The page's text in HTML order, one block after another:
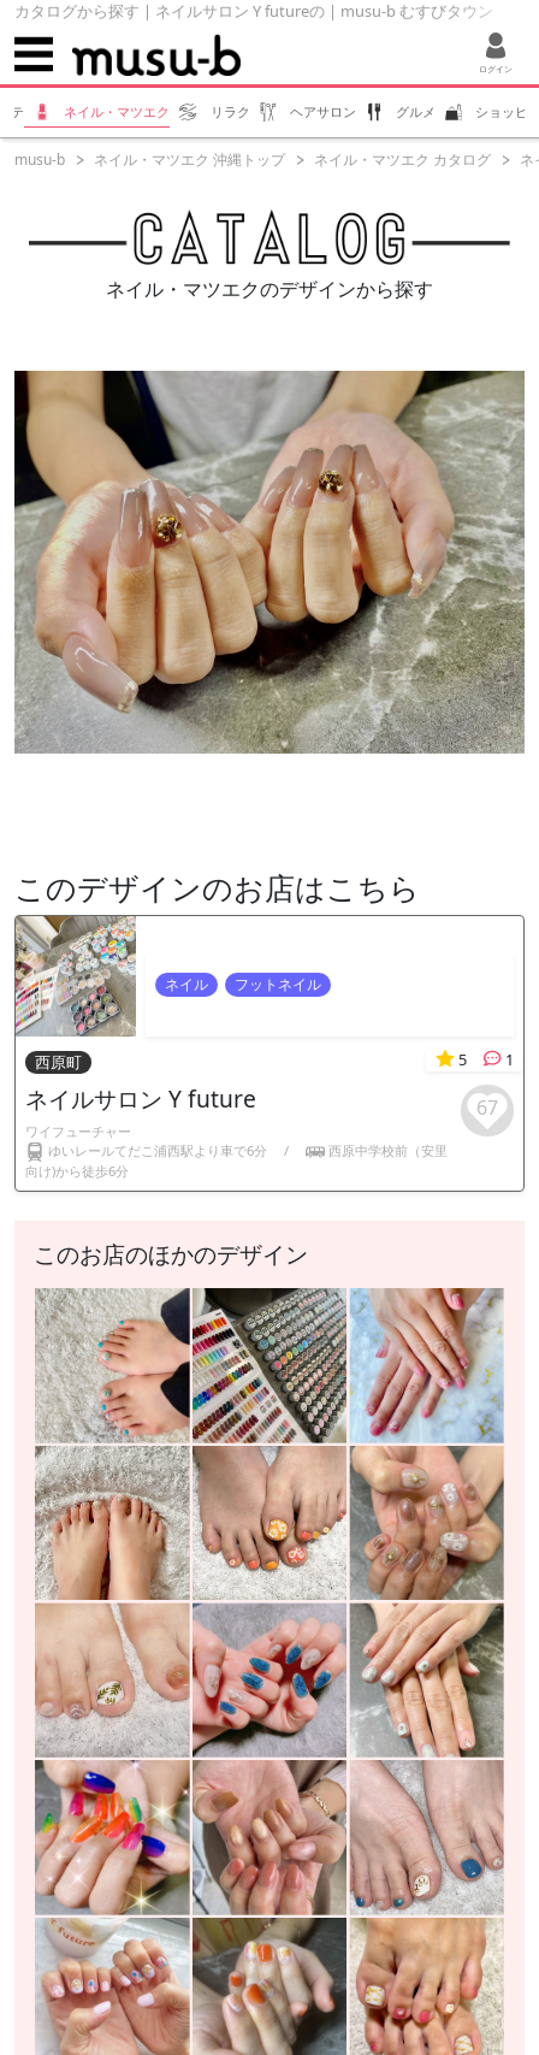
カタログから探す | ネイルサロン Y futureの | musu-b むすびタウン
ログイン
テ ネイル・マツエク リラク ヘアサロン グルメ ショッピ
musu-b ネイル・マツエク 沖縄トップ ネイル・マツエク カタログ ネ
ネイル・マツエクのデザインから探す
このデザインのお店はこちら
ネイル フットネイル
西原町 5 1
ネイルサロン Y future
ワイフューチャー
ゆいレールてだこ浦西駅より車で6分
/
西原中学校前（安里
向け)から徒歩6分
67
このお店のほかのデザイン